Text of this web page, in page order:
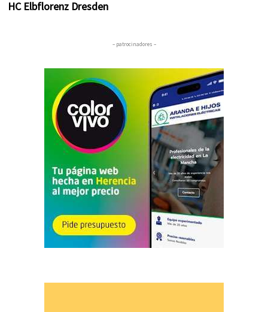
HC Elbflorenz Dresden
– patrocinadores –